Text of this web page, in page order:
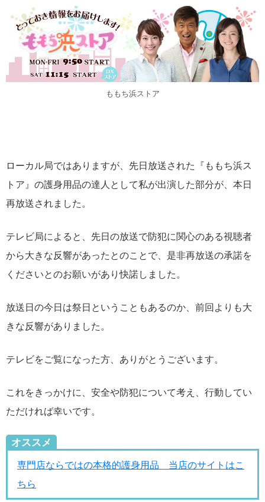
ももち浜ストア
ローカル局ではありますが、先日放送された『ももち浜ス
トア』の護身用品の達人として私が出演した部分が、本日
再放送されました。
テレビ局によると、先日の放送で防犯に関心のある視聴者
から大きな反響があったとのことで、是非再放送の承諾を
くださいとのお願いがあり快諾しました。
放送日の今日は祭日ということもあるのか、前回よりも大
きな反響がありました。
テレビをご覧になった方、ありがとうございます。
これをきっかけに、安全や防犯について考え、行動してい
ただければ幸いです。
オススメ
専門店ならではの本格的護身用品 当店のサイトはこ
ちら